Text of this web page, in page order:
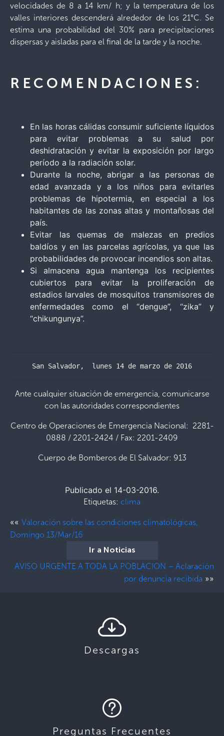
velocidades de 8 a 14 km/ h; y la temperatura de los
valles interiores descenderá alrededor de los 21°C. Se
estima una probabilidad del 30% para precipitaciones
dispersas y aisladas para el final de la tarde y la noche.
RECOMENDACIONES:
En las horas cálidas consumir suficiente líquidos
para evitar problemas a su salud por
deshidratación y evitar la exposición por largo
período a la radiación solar.
Durante la noche, abrigar a las personas de
edad avanzada y a los niños para evitarles
problemas de hipotermia, en especial a los
habitantes de las zonas altas y montañosas del
país.
Evitar las quemas de malezas en predios
baldíos y en las parcelas agrícolas, ya que las
probabilidades de provocar incendios son altas.
Si almacena agua mantenga los recipientes
cubiertos para evitar la proliferación de
estadios larvales de mosquitos transmisores de
enfermedades como el “dengue”, “zika” y
“chikungunya”.
San Salvador,  lunes 14 de marzo de 2016
Ante cualquier situación de emergencia, comunicarse
con las autoridades correspondientes
Centro de Operaciones de Emergencia Nacional: 2281-
0888 / 2201-2424 / Fax: 2201-2409
Cuerpo de Bomberos de El Salvador: 913
Publicado el 14-03-2016.
Etiquetas: clima
«« Valoración sobre las condiciones climatológicas,
Domingo 13/Mar/16
Ir a Noticias
AVISO URGENTE A TODA LA POBLACION – Aclaración
por denuncia recibida »»
Descargas
Preguntas Frecuentes